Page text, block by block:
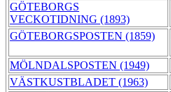
GÖTEBORGS
VECKOTIDNING (1893)
GÖTEBORGSPOSTEN (1859)
MÖLNDALSPOSTEN (1949)
VÄSTKUSTBLADET (1963)